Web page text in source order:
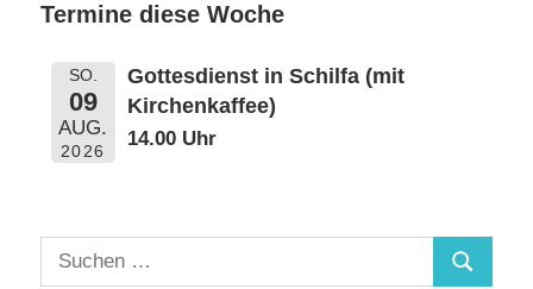
Termine diese Woche
SO.
09
AUG.
2026
Gottesdienst in Schilfa (mit
Kirchenkaffee)
14.00 Uhr
Suchen
Suchen